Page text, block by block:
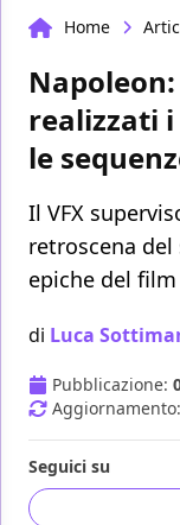
Home
realizzati
le
Il VFX
retroscena
epiche del
di Luca
Pubblicazione:
Aggiornamento:
Seguici su